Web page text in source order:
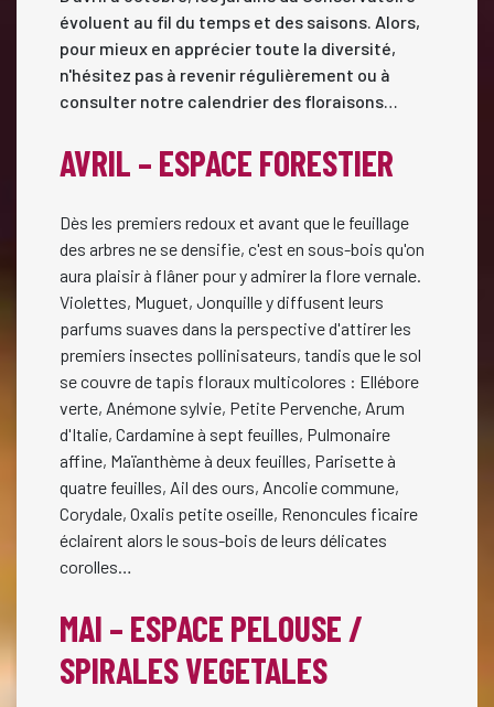
évoluent au fil du temps et des saisons. Alors,
pour mieux en apprécier toute la diversité,
n'hésitez pas à revenir régulièrement ou à
consulter notre calendrier des floraisons…
AVRIL – ESPACE FORESTIER
Dès les premiers redoux et avant que le feuillage
des arbres ne se densifie, c'est en sous-bois qu'on
aura plaisir à flâner pour y admirer la flore vernale.
Violettes, Muguet, Jonquille y diffusent leurs
parfums suaves dans la perspective d'attirer les
premiers insectes pollinisateurs, tandis que le sol
se couvre de tapis floraux multicolores : Ellébore
verte, Anémone sylvie, Petite Pervenche, Arum
d'Italie, Cardamine à sept feuilles, Pulmonaire
affine, Maïanthème à deux feuilles, Parisette à
quatre feuilles, Ail des ours, Ancolie commune,
Corydale, Oxalis petite oseille, Renoncules ficaire
éclairent alors le sous-bois de leurs délicates
corolles…
MAI – ESPACE PELOUSE /
SPIRALES VEGETALES